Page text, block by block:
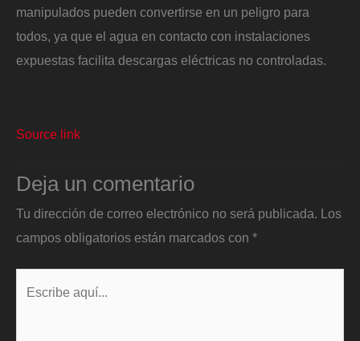
manipulados pueden convertirse en un peligro para
todos, ya que el agua en contacto con instalaciones
expuestas facilita descargas eléctricas no controladas.
Source link
Deja un comentario
Tu dirección de correo electrónico no será publicada. Los
campos obligatorios están marcados con *